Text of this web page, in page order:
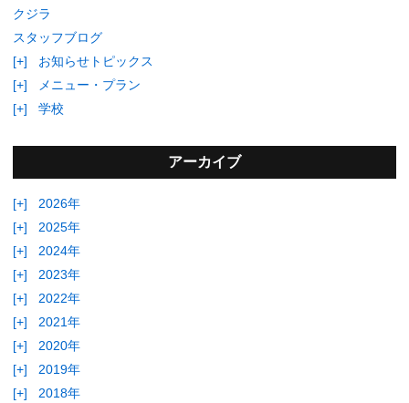
クジラ
スタッフブログ
[+]
お知らせトピックス
[+]
メニュー・プラン
[+]
学校
アーカイブ
[+]
2026年
[+]
2025年
[+]
2024年
[+]
2023年
[+]
2022年
[+]
2021年
[+]
2020年
[+]
2019年
[+]
2018年